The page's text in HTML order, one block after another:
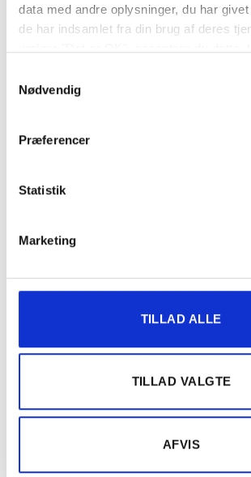
data med andre oplysninger, du har
de har indsamlet fra din brug af deres
"indstil præferencer" for at administrere
Nødvendig
Præferencer
Statistik
Marketing
TILLAD ALLE
TILLAD VALGTE
AFVIS